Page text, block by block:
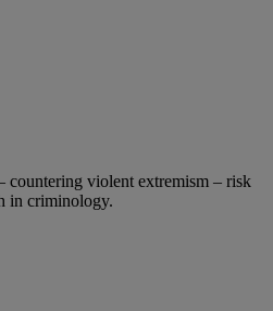
countering violent extremism – risk
in criminology.